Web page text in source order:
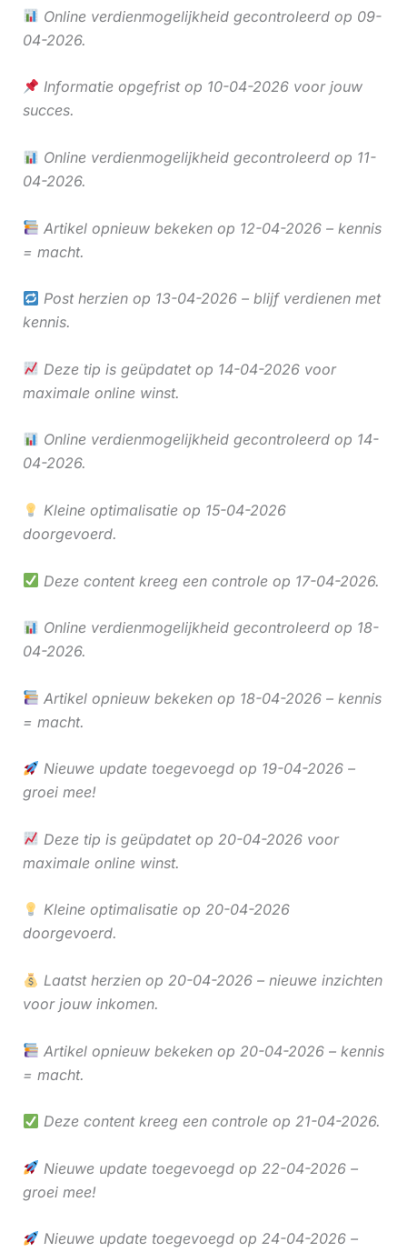
Online verdienmogelijkheid gecontroleerd op 09-
04-2026.
Informatie opgefrist op 10-04-2026 voor jouw
succes.
Online verdienmogelijkheid gecontroleerd op 11-
04-2026.
Artikel opnieuw bekeken op 12-04-2026 – kennis
= macht.
Post herzien op 13-04-2026 – blijf verdienen met
kennis.
Deze tip is geüpdatet op 14-04-2026 voor
maximale online winst.
Online verdienmogelijkheid gecontroleerd op 14-
04-2026.
Kleine optimalisatie op 15-04-2026
doorgevoerd.
Deze content kreeg een controle op 17-04-2026.
Online verdienmogelijkheid gecontroleerd op 18-
04-2026.
Artikel opnieuw bekeken op 18-04-2026 – kennis
= macht.
Nieuwe update toegevoegd op 19-04-2026 –
groei mee!
Deze tip is geüpdatet op 20-04-2026 voor
maximale online winst.
Kleine optimalisatie op 20-04-2026
doorgevoerd.
Laatst herzien op 20-04-2026 – nieuwe inzichten
voor jouw inkomen.
Artikel opnieuw bekeken op 20-04-2026 – kennis
= macht.
Deze content kreeg een controle op 21-04-2026.
Nieuwe update toegevoegd op 22-04-2026 –
groei mee!
Nieuwe update toegevoegd op 24-04-2026 –